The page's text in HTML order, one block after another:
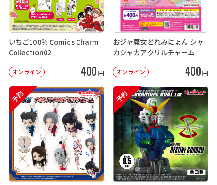
いちご100％ Comics Charm
Collection02
オンライン 400 円
おジャ魔女どれみにょん シャ
カシャカアクリルチャーム
オンライン 400 円
予約 予約